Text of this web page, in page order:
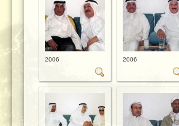
2006 2006